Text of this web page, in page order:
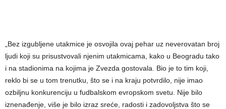
„Bez izgubljene utakmice je osvojila ovaj pehar uz neverovatan broj
ljudi koji su prisustvovali njenim utakmicama, kako u Beogradu tako
i na stadionima na kojima je Zvezda gostovala. Bio je to tim koji,
reklo bi se u tom trenutku, što se i na kraju potvrdilo, nije imao
ozbiljnu konkurenciju u fudbalskom evropskom svetu. Nije bilo
iznenađenje, više je bilo izraz sreće, radosti i zadovoljstva što se